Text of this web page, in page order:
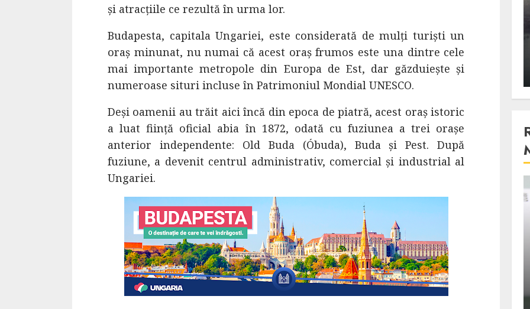
și atracțiile ce rezultă în urma lor.
Budapesta, capitala Ungariei, este considerată de mulți turiști un
oraș minunat, nu numai că acest oraș frumos este una dintre cele
mai importante metropole din Europa de Est, dar găzduiește și
numeroase situri incluse în Patrimoniul Mondial UNESCO.
Deși oamenii au trăit aici încă din epoca de piatră, acest oraș istoric
a luat ființă oficial abia în 1872, odată cu fuziunea a trei orașe
anterior independente: Old Buda (Óbuda), Buda și Pest. După
fuziune, a devenit centrul administrativ, comercial și industrial al
Ungariei.
fatala pentru Orientul
Mijlociu?
ALEXANDRU S. NOVEMBER 1, 2023
si ea la evaporarea apei in
natura
ALEXANDRU S. DECEMBER 27, 2023
Dungeons & Dragons:
Onoare printre hoti, un
film ca un joc care te
cucereste de la primele
cadre
Din fotoliu
The Killer, un film care nu a
reusit sa se ridice la
nivelul asteptarilor
publicului si criticilor